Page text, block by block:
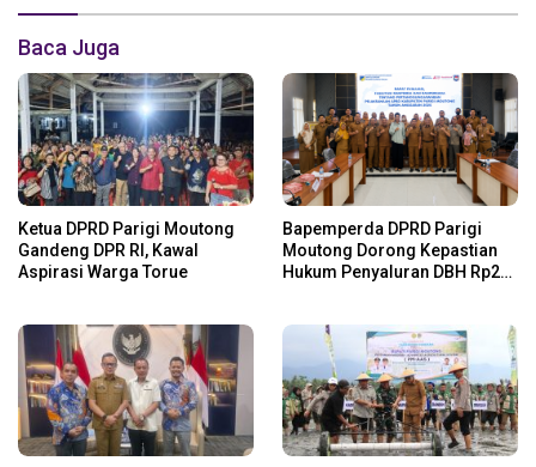
Baca Juga
Ketua DPRD Parigi Moutong
Gandeng DPR RI, Kawal
Aspirasi Warga Torue
Bapemperda DPRD Parigi
Moutong Dorong Kepastian
Hukum Penyaluran DBH Rp24